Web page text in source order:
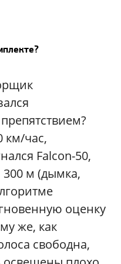
км/час,
Falcon-50,
м (дымка,
оценку
же, как
свободна,